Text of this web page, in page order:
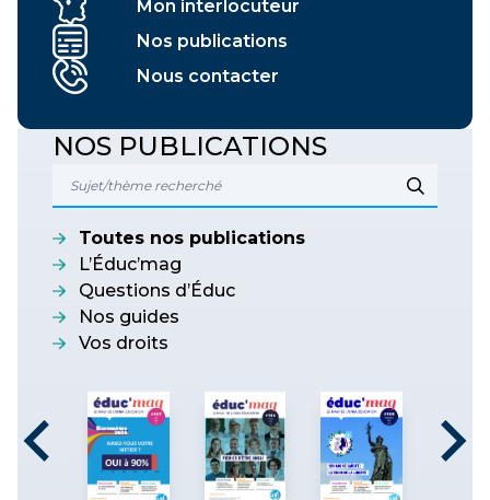
Mon interlocuteur
Nos publications
Nous contacter
NOS PUBLICATIONS
Toutes nos publications
L’Éduc’mag
Questions d’Éduc
Nos guides
Vos droits